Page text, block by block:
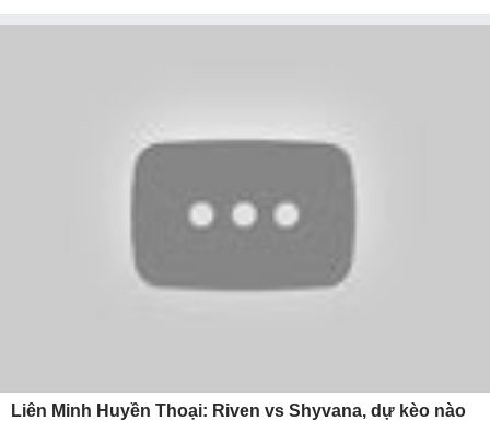
Liên Minh Huyền Thoại: Riven vs Shyvana, dự kèo nào